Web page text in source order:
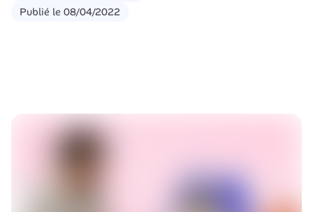
Publié le 08/04/2022